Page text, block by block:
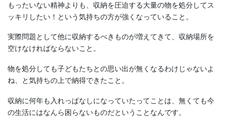
もったいない精神よりも、収納を圧迫する大量の物を処分してス
ッキリしたい！という気持ちの方が強くなっていること。
実際問題として他に収納するべきものが増えてきて、収納場所を
空けなければならないこと。
物を処分しても子どもたちとの思い出が無くなるわけじゃないよ
ね、と気持ちの上で納得できたこと。
収納に何年も入れっぱなしになっていたってことは、無くても今
の生活にはなんら困らないものだということなんです。